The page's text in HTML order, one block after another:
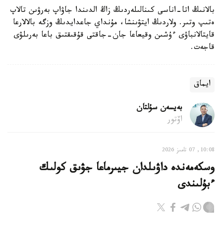
بالانىڭ اتا-اناسى كىنالىلەردىڭ زاڭ الدىندا جاۋاپ بەرۋىن تالاپ
ەتىپ وتىر. ولاردىڭ ايتۋىنشا، مۇنداي جاعدايدىڭ وزگە بالالارعا
قايتالانباۋى ءۇشىن وقيعاعا جان-جاقتى قۇقىقتىق باعا بەرىلۋى
قاجەت.
ايماق
بەيسەن سۇلتان
اۆتور
10:08, 07 تامىز 2026
وسكەمەندە داۋىلدان جيىرماعا جۋىق كولىك
ءبۇلىندى